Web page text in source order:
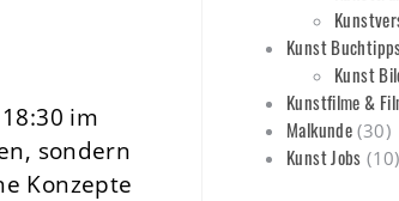
im
sondern
Konzepte
Kunst
Kunst
Kunstfilme &
Malkunde (30)
Kunst Jobs (10)